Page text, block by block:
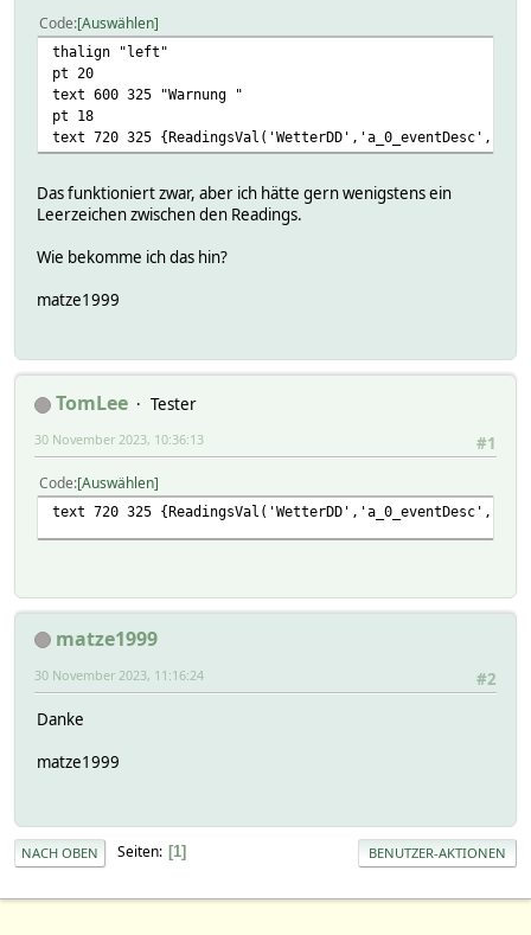
Code Auswählen
thalign "left"
pt 20
text 600 325 "Warnung "
pt 18
text 720 325
Das funktioniert zwar, aber ich hätte gern wenigstens ein
Leerzeichen zwischen den Readings.
Wie bekomme ich das hin?
matze1999
TomLee
Tester
#1
30 November 2023, 10:36:13
Code Auswählen
text 720 325
matze1999
#2
30 November 2023, 11:16:24
Danke
matze1999
NACH OBEN Seiten 1 BENUTZER-AKTIONEN